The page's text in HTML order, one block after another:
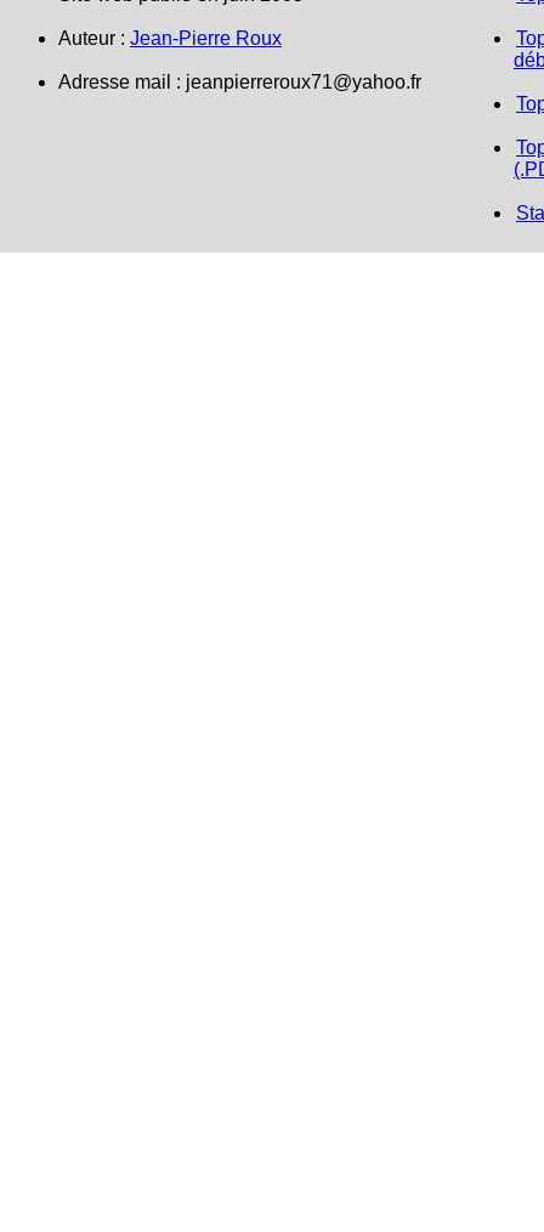
Auteur : Jean-Pierre Roux
Adresse mail : jeanpierreroux71@yahoo.fr